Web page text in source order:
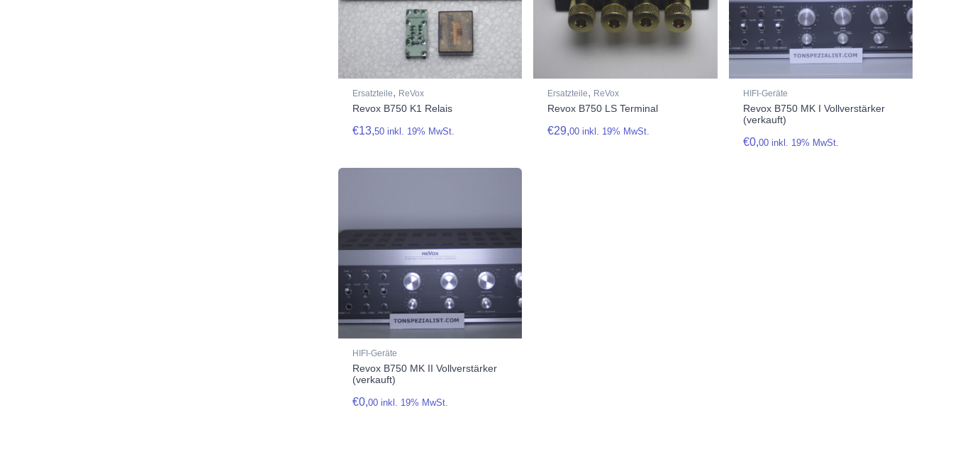
Ersatzteile, ReVox
Revox B750 K1 Relais
€13,50 inkl. 19% MwSt.
Ersatzteile, ReVox
Revox B750 LS Terminal
€29,00 inkl. 19% MwSt.
HIFI-Geräte
Revox B750 MK I Vollverstärker
(verkauft)
€0,00 inkl. 19% MwSt.
HIFI-Geräte
Revox B750 MK II Vollverstärker
(verkauft)
€0,00 inkl. 19% MwSt.